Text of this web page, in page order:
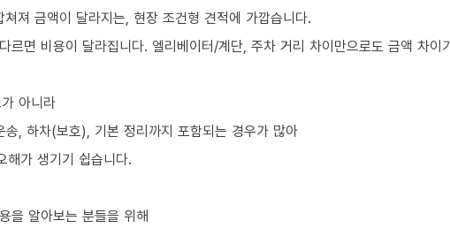
쳐져 금액이 달라지는, 현장 조건형 견적에 가깝습니다.
르면 비용이 달라집니다. 엘리베이터/계단, 주차 거리 차이만으로도 금액 차이
아니라
, 하차(보호), 기본 정리까지 포함되는 경우가 많아
해가 생기기 쉽습니다.
을 알아보는 분들을 위해